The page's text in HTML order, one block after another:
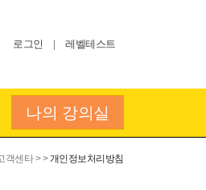
로그인 레벨테스트
나의 강의실
객센타 > >개인정보처리방침